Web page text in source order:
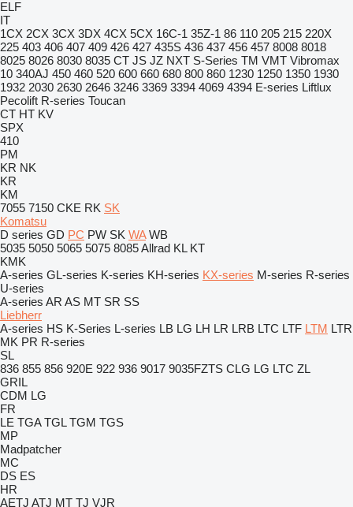
ELF
IT
1CX 2CX 3CX 3DX 4CX 5CX 16C-1 35Z-1 86 110 205 215 220X
225 403 406 407 409 426 427 435S 436 437 456 457 8008 8018
8025 8026 8030 8035 CT JS JZ NXT S-Series TM VMT Vibromax
10 340AJ 450 460 520 600 660 680 800 860 1230 1250 1350 1930
1932 2030 2630 2646 3246 3369 3394 4069 4394 E-series Liftlux
Pecolift R-series Toucan
CT HT KV
SPX
410
PM
KR NK
KR
KM
7055 7150 CKE RK SK
Komatsu
D series GD PC PW SK WA WB
5035 5050 5065 5075 8085Allrad KL KT
KMK
A-series GL-series K-series KH-series KX-series M-series R-series
U-series
A-series AR AS MT SR SS
Liebherr
A-series HS K-Series L-series LB LG LH LR LRB LTC LTF LTM LTR
MK PR R-series
SL
836 855 856 920E 922 936 9017 9035FZTS CLG LG LTC ZL
GRIL
CDM LG
FR
LE TGA TGL TGM TGS
MP
Madpatcher
MC
DS ES
HR
AETJ ATJ MT TJ VJR